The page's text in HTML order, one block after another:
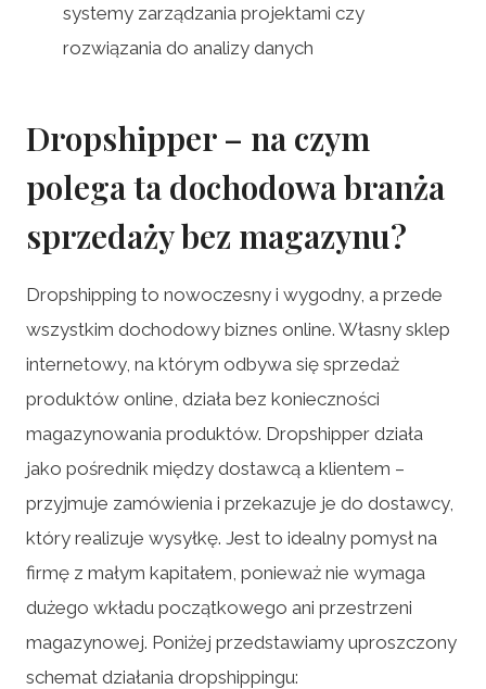
systemy zarządzania projektami czy
rozwiązania do analizy danych
Dropshipper – na czym
polega ta dochodowa branża
sprzedaży bez magazynu?
Dropshipping to nowoczesny i wygodny, a przede
wszystkim dochodowy biznes online. Własny sklep
internetowy, na którym odbywa się sprzedaż
produktów online, działa bez konieczności
magazynowania produktów. Dropshipper działa
jako pośrednik między dostawcą a klientem –
przyjmuje zamówienia i przekazuje je do dostawcy,
który realizuje wysyłkę. Jest to idealny pomysł na
firmę z małym kapitałem, ponieważ nie wymaga
dużego wkładu początkowego ani przestrzeni
magazynowej. Poniżej przedstawiamy uproszczony
schemat działania dropshippingu: